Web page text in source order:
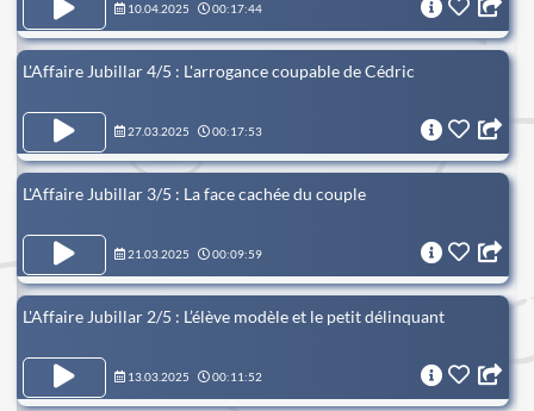
10.04.2025 00:17:44
L'Affaire Jubillar 4/5 : L'arrogance coupable de Cédric
27.03.2025 00:17:53
L'Affaire Jubillar 3/5 : La face cachée du couple
21.03.2025 00:09:59
L'Affaire Jubillar 2/5 : L’élève modèle et le petit délinquant
13.03.2025 00:11:52